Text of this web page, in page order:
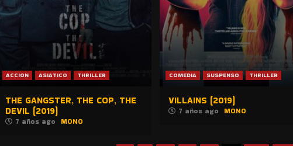
ACCION ASIATICO THRILLER
THE GANGSTER, THE COP, THE
DEVIL (2019)
7 años ago MONO
COMEDIA SUSPENSO THRILLER
VILLAINS (2019)
7 años ago MONO